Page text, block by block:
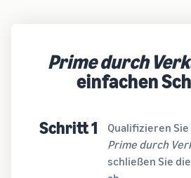
Prime durch
einfachen
Schritt 1
Qualifizieren
Prime durch
schließen Sie